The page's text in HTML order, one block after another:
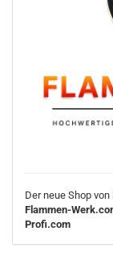
Der neue Shop
Flammen-
Profi.com